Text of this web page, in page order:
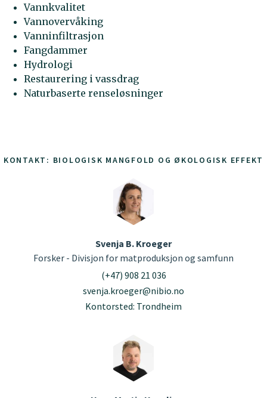
Vannkvalitet
Vannovervåking
Vanninfiltrasjon
Fangdammer
Hydrologi
Restaurering i vassdrag
Naturbaserte renseløsninger
KONTAKT: BIOLOGISK MANGFOLD OG ØKOLOGISK EFFEKT
Svenja B. Kroeger
Forsker - Divisjon for matproduksjon og samfunn
(+47) 908 21 036
svenja.kroeger@nibio.no
Kontorsted: Trondheim